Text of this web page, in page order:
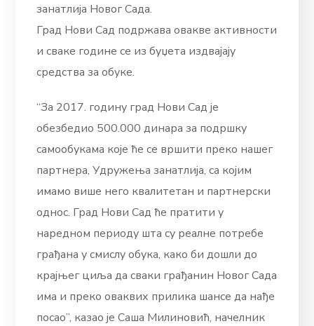
занатлија Новог Сада.
Град Нови Сад подржава овакве активности
и сваке године се из буџета издвајају
средства за обуке.
“За 2017. годину град Нови Сад је
обезбедио 500.000 динара за подршку
самообукама које ће се вршити преко нашег
партнера, Удружења занатлија, са којим
имамо више него квалитетан и партнерски
однос. Град Нови Сад ће пратити у
наредном периоду шта су реалне потребе
грађана у смислу обука, како би дошли до
крајњег циља да сваки грађанин Новог Сада
има и преко оваквих прилика шансе да нађе
посао”, казао је Саша Милиновић, начелник